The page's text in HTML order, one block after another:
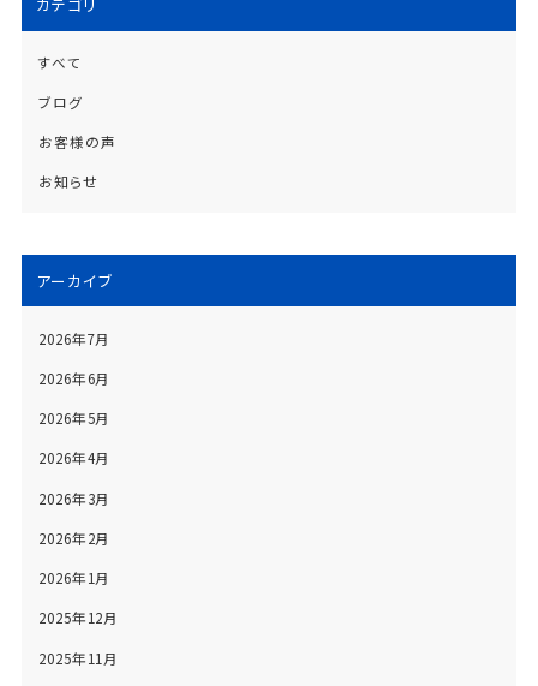
すべて
ブログ
お客様の声
お知らせ
アーカイブ
2026年7月
2026年6月
2026年5月
2026年4月
2026年3月
2026年2月
2026年1月
2025年12月
2025年11月